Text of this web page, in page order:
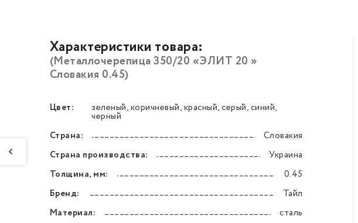
Характеристики товара:
(Металлочерепица 350/20 «ЭЛИТ 20 »
Словакия 0.45)
Цвет:
–––––––––––––––––––––––––––––––––––––––––––––
зеленый, коричневый, красный, серый, синий,
черный
Страна:
–––––––––––––––––––––––––––––––––––––––––––––Словакия
Страна производства:
–––––––––––––––––––––––––––––––––––––––––––––Украина
Толщина, мм:
–––––––––––––––––––––––––––––––––––––––––––––
0.45
Бренд:
–––––––––––––––––––––––––––––––––––––––––––––
Тайл
Материал:
–––––––––––––––––––––––––––––––––––––––––––––
сталь